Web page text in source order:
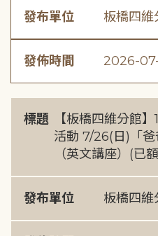
發布單位 板橋四維
發佈時間 2026-
標題
【板橋四維分館
活動 7/26(日)「
（英文講座）(已
發布單位 板橋四維